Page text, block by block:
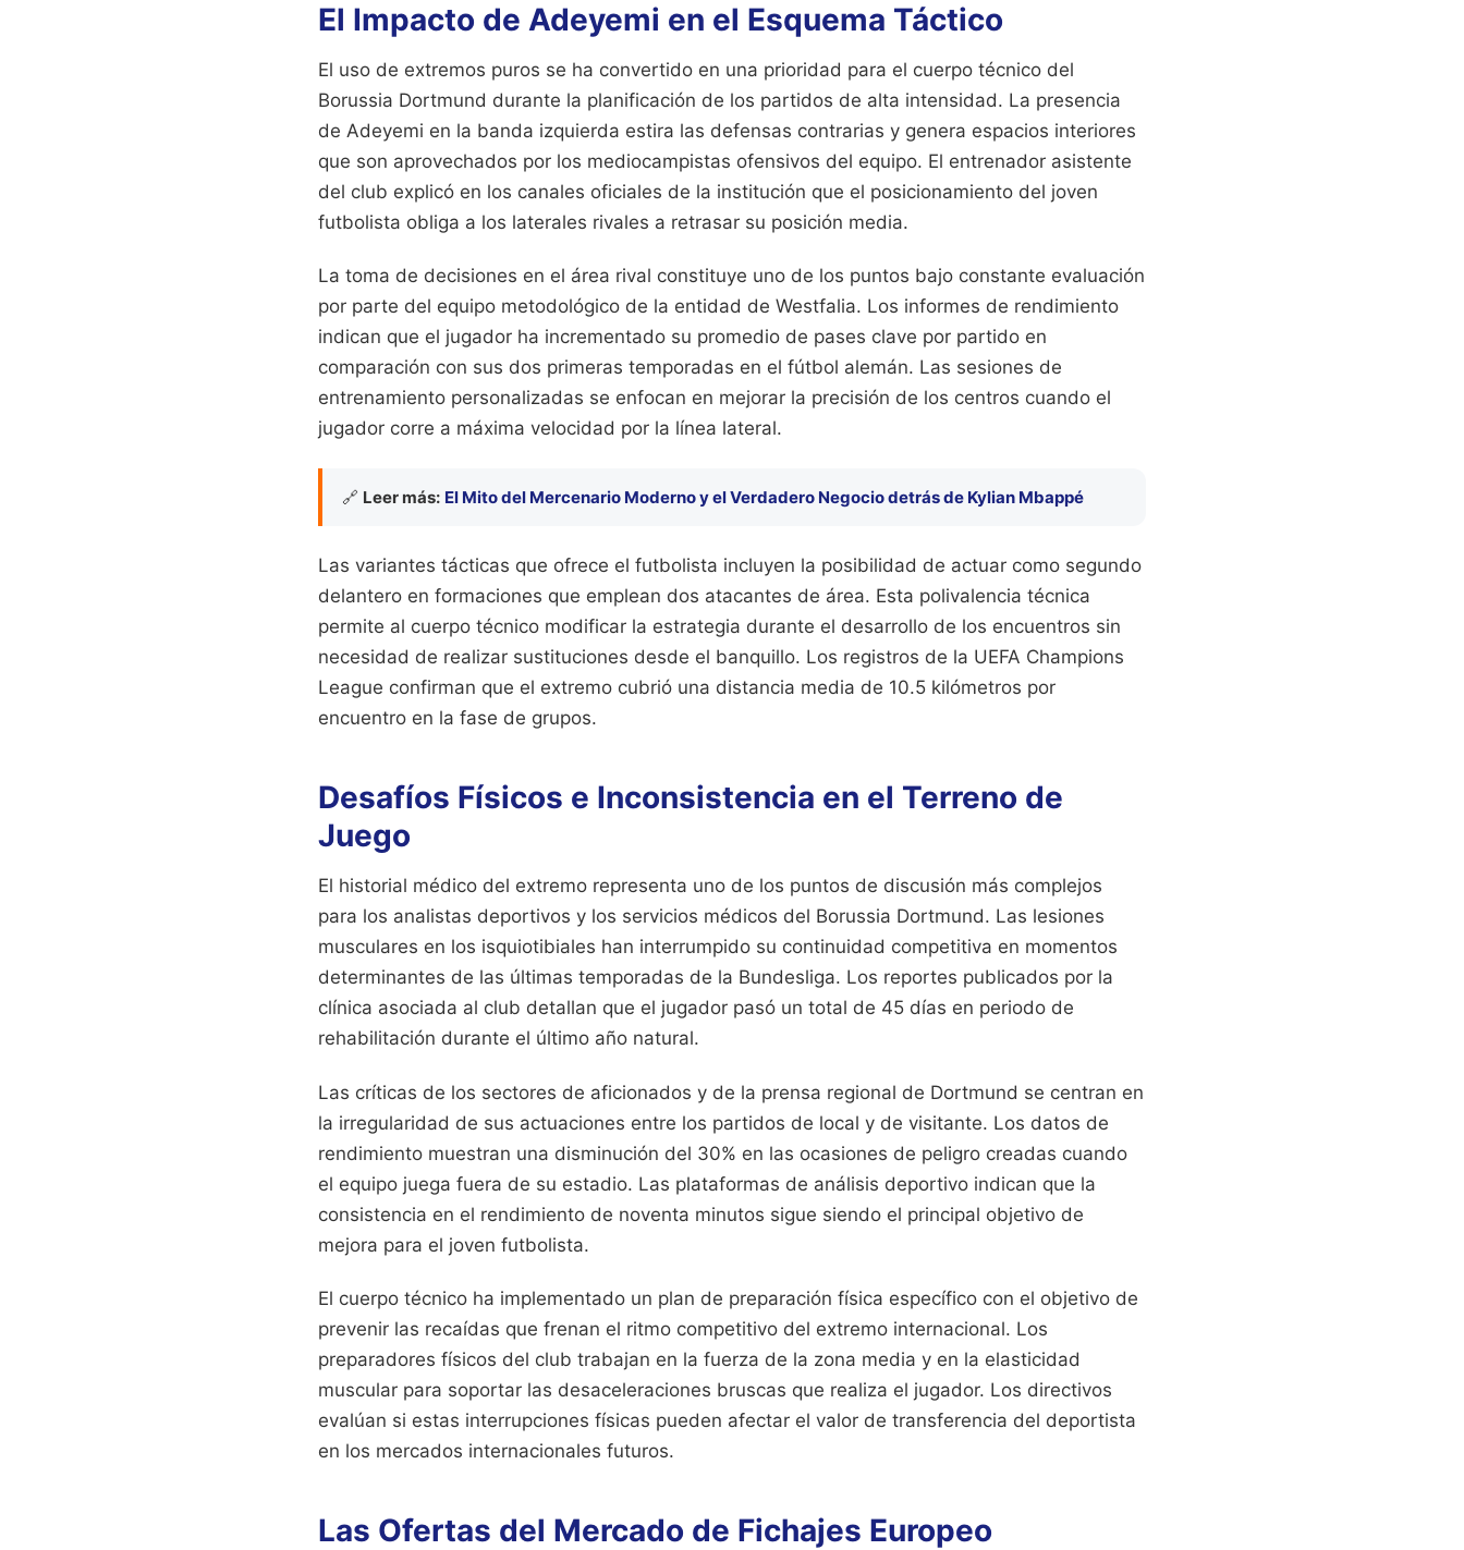
El Impacto de Adeyemi en el Esquema Táctico
El uso de extremos puros se ha convertido en una prioridad para el cuerpo técnico del
Borussia Dortmund durante la planificación de los partidos de alta intensidad. La presencia
de Adeyemi en la banda izquierda estira las defensas contrarias y genera espacios interiores
que son aprovechados por los mediocampistas ofensivos del equipo. El entrenador asistente
del club explicó en los canales oficiales de la institución que el posicionamiento del joven
futbolista obliga a los laterales rivales a retrasar su posición media.
La toma de decisiones en el área rival constituye uno de los puntos bajo constante evaluación
por parte del equipo metodológico de la entidad de Westfalia. Los informes de rendimiento
indican que el jugador ha incrementado su promedio de pases clave por partido en
comparación con sus dos primeras temporadas en el fútbol alemán. Las sesiones de
entrenamiento personalizadas se enfocan en mejorar la precisión de los centros cuando el
jugador corre a máxima velocidad por la línea lateral.
🔗 Leer más: El Mito del Mercenario Moderno y el Verdadero Negocio detrás de Kylian Mbappé
Las variantes tácticas que ofrece el futbolista incluyen la posibilidad de actuar como segundo
delantero en formaciones que emplean dos atacantes de área. Esta polivalencia técnica
permite al cuerpo técnico modificar la estrategia durante el desarrollo de los encuentros sin
necesidad de realizar sustituciones desde el banquillo. Los registros de la UEFA Champions
League confirman que el extremo cubrió una distancia media de 10.5 kilómetros por
encuentro en la fase de grupos.
Desafíos Físicos e Inconsistencia en el Terreno de
Juego
El historial médico del extremo representa uno de los puntos de discusión más complejos
para los analistas deportivos y los servicios médicos del Borussia Dortmund. Las lesiones
musculares en los isquiotibiales han interrumpido su continuidad competitiva en momentos
determinantes de las últimas temporadas de la Bundesliga. Los reportes publicados por la
clínica asociada al club detallan que el jugador pasó un total de 45 días en periodo de
rehabilitación durante el último año natural.
Las críticas de los sectores de aficionados y de la prensa regional de Dortmund se centran en
la irregularidad de sus actuaciones entre los partidos de local y de visitante. Los datos de
rendimiento muestran una disminución del 30% en las ocasiones de peligro creadas cuando
el equipo juega fuera de su estadio. Las plataformas de análisis deportivo indican que la
consistencia en el rendimiento de noventa minutos sigue siendo el principal objetivo de
mejora para el joven futbolista.
El cuerpo técnico ha implementado un plan de preparación física específico con el objetivo de
prevenir las recaídas que frenan el ritmo competitivo del extremo internacional. Los
preparadores físicos del club trabajan en la fuerza de la zona media y en la elasticidad
muscular para soportar las desaceleraciones bruscas que realiza el jugador. Los directivos
evalúan si estas interrupciones físicas pueden afectar el valor de transferencia del deportista
en los mercados internacionales futuros.
Las Ofertas del Mercado de Fichajes Europeo